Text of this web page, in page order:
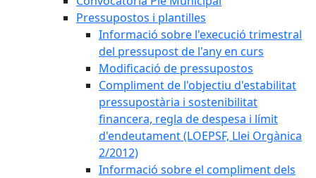
Pressupostos i plantilles
Informació sobre l'execució trimestral
del pressupost de l'any en curs
Modificació de pressupostos
Compliment de l'objectiu d'estabilitat
pressupostària i sostenibilitat
financera, regla de despesa i límit
d'endeutament (LOEPSF, Llei Orgànica
2/2012)
Informació sobre el compliment dels